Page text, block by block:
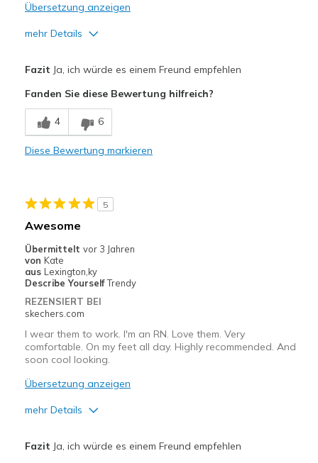
Übersetzung anzeigen
mehr Details
Comfortable
Durable
Nachteile
Geeignete Verwendung
Going Out
Special Occasions
Width
Fazit Ja, ich würde es einem Freund empfehlen
Fanden Sie diese Bewertung hilfreich?
4 6
Diese Bewertung markieren
5
Awesome
Übermittelt vor 3 Jahren
von Kate
aus Lexington,ky
Describe YourselfTrendy
REZENSIERT BEI
skechers.com
I wear them to work. I'm an RN. Love them. Very
comfortable. On my feet all day. Highly recommended. And
soon cool looking.
Übersetzung anzeigen
mehr Details
Fazit Ja, ich würde es einem Freund empfehlen